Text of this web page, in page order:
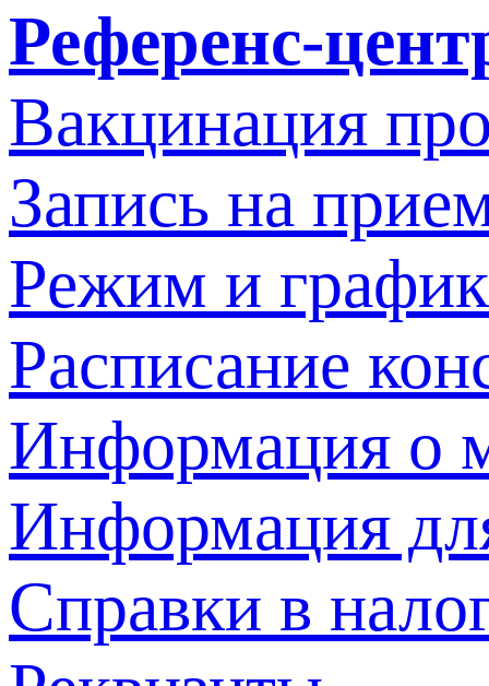
Референс-
Вакцинация
Запись на
Режим и
Расписание
Информация о
Информация
Справки в